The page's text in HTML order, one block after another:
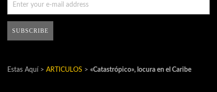
Estas Aquí > ARTICULOS > «Catastrópico», locura en el Caribe